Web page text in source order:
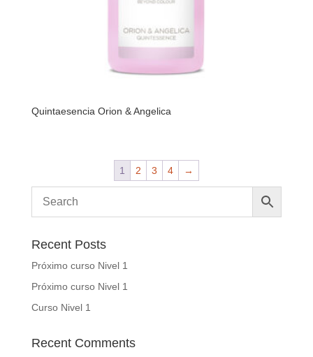
Quintaesencia Orion & Angelica
1 2 3 4 →
Recent Posts
Próximo curso Nivel 1
Próximo curso Nivel 1
Curso Nivel 1
Recent Comments